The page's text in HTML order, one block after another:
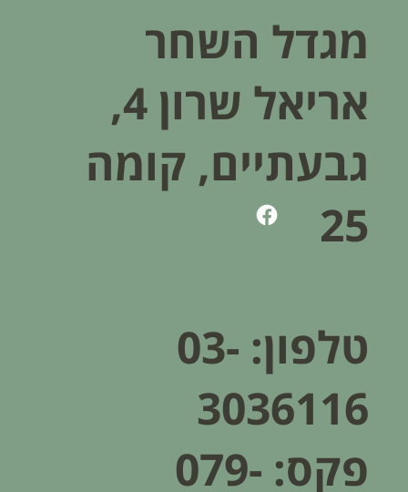
מגדל השחר
אריאל שרון 4,
גבעתיים, קומה
25
טלפון: 03-
3036116
פקס: 079-